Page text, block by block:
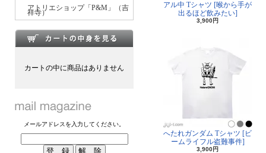
アトリエショップ「P&M」（吉
祥寺）
カートの中に商品はありません
メールアドレスを入力してください。
アル中 Tシャツ [喉から手が
出るほど飲みたい]
3,900円
へたれガンダム Tシャツ [ビ
ームライフル盗難事件]
3,900円